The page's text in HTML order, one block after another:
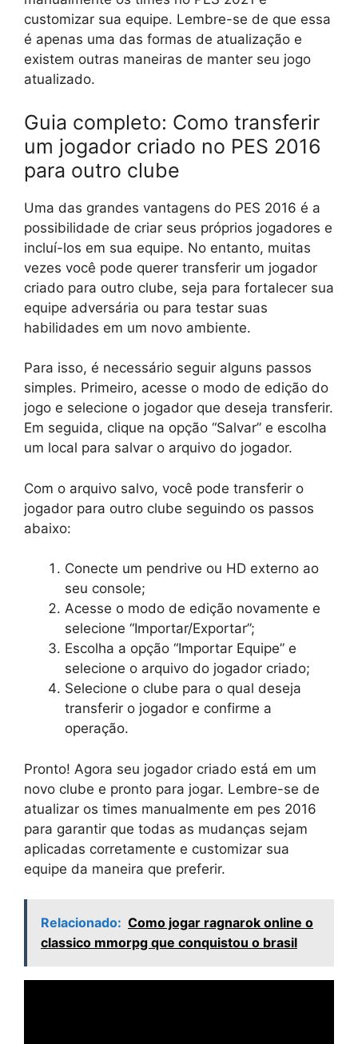
customizar sua equipe. Lembre-se de que essa
é apenas uma das formas de atualização e
existem outras maneiras de manter seu jogo
atualizado.
Guia completo: Como transferir
um jogador criado no PES 2016
para outro clube
Uma das grandes vantagens do PES 2016 é a
possibilidade de criar seus próprios jogadores e
incluí-los em sua equipe. No entanto, muitas
vezes você pode querer transferir um jogador
criado para outro clube, seja para fortalecer sua
equipe adversária ou para testar suas
habilidades em um novo ambiente.
Para isso, é necessário seguir alguns passos
simples. Primeiro, acesse o modo de edição do
jogo e selecione o jogador que deseja transferir.
Em seguida, clique na opção “Salvar” e escolha
um local para salvar o arquivo do jogador.
Com o arquivo salvo, você pode transferir o
jogador para outro clube seguindo os passos
abaixo:
Conecte um pendrive ou HD externo ao
seu console;
Acesse o modo de edição novamente e
selecione “Importar/Exportar”;
Escolha a opção “Importar Equipe” e
selecione o arquivo do jogador criado;
Selecione o clube para o qual deseja
transferir o jogador e confirme a
operação.
Pronto! Agora seu jogador criado está em um
novo clube e pronto para jogar. Lembre-se de
atualizar os times manualmente em pes 2016
para garantir que todas as mudanças sejam
aplicadas corretamente e customizar sua
equipe da maneira que preferir.
Relacionado: Como jogar ragnarok online o
classico mmorpg que conquistou o brasil